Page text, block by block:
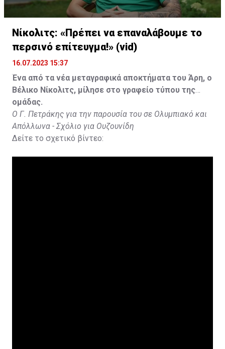
Νίκολιτς: «Πρέπει να επαναλάβουμε το
περσινό επίτευγμα!» (vid)
16.07.2023 15:37
Ένα από τα νέα μεταγραφικά αποκτήματα του Άρη, ο
Βέλικο Νίκολιτς, μίλησε στο γραφείο τύπου της
ομάδας.
Ο Γ. Πετράκης για την παρουσία του σε Ολυμπιακό και
Απόλλωνα - Σχόλιο για Ουζουνίδη
Δείτε το σχετικό βίντεο: